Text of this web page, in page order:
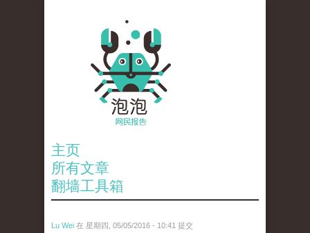
主页
所有文章
翻墙工具箱
Lu Wei 在 星期四, 05/05/2016 - 10:41 提交